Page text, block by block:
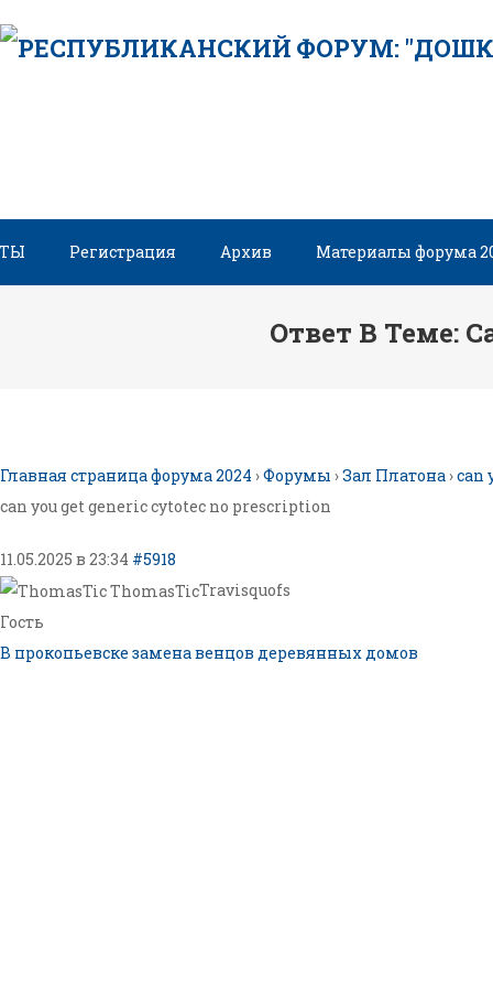
to
Регистрация Архив Материалы форума
Ответ В Теме:
Главная страница форума 2024 ›Форумы ›Зал Платона›can
can you get generic cytotec no prescription
11.05.2025 в 23:34 #5918
Travisquofs
Гость
В прокопьевске замена венцов деревянных домов